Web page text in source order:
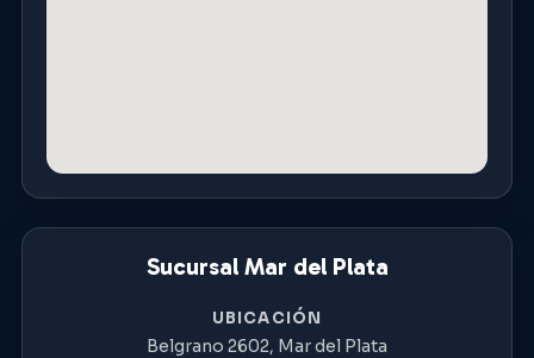
Sucursal Mar del Plata
UBICACIÓN
Belgrano 2602, Mar del Plata